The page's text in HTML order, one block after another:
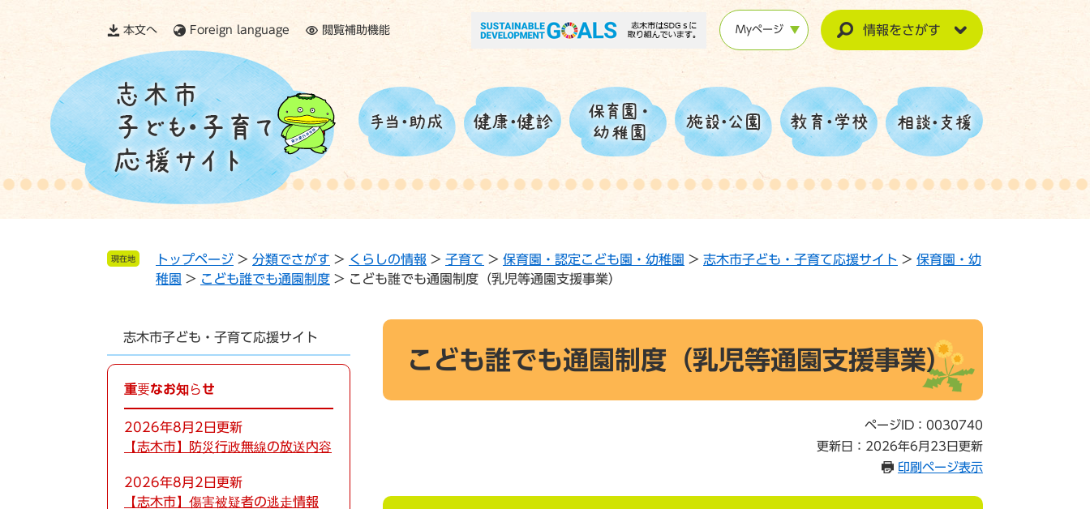
本
本文へ Foreign language 閲覧補助機能 Myページ 情報をさがす
現在地 トップページ > 分類でさがす > くらしの情報 > 子育て > 保育園・認定こども園・幼稚園 > 志木市子ども・子育て応援サイト > 保育園・幼
稚園 > こども誰でも通園制度 > こども誰でも通園制度（乳児等通園支援事業）
本
こども誰でも通園制度（乳児等通園支援事業）
ページID：0030740
更新日：2026年6月23日更新
印刷ページ表示
志木市子ども・子育て応援サイト
重要なお知らせ
2026年8月2日更新
【志木市】防災行政無線の放送内容
2026年8月2日更新
【志木市】傷害被疑者の逃走情報